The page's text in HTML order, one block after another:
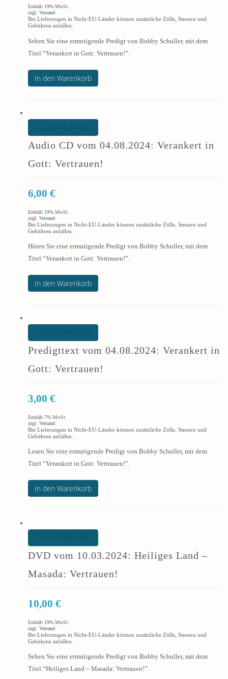
Enthält 19% MwSt.
zzgl. Versand
Bei Lieferungen in Nicht-EU-Länder können zusätzliche Zölle, Steuern und
Gebühren anfallen.
Sehen Sie eine ermutigende Predigt von Bobby Schuller, mit dem
Titel “Verankert in Gott: Vertrauen!”.
In den Warenkorb
Audio CD vom 04.08.2024: Verankert in
Gott: Vertrauen!
6,00 €
Enthält 19% MwSt.
zzgl. Versand
Bei Lieferungen in Nicht-EU-Länder können zusätzliche Zölle, Steuern und
Gebühren anfallen.
Hören Sie eine ermutigende Predigt von Bobby Schuller, mit dem
Titel “Verankert in Gott: Vertrauen!”.
In den Warenkorb
Predigttext vom 04.08.2024: Verankert in
Gott: Vertrauen!
3,00 €
Enthält 7% MwSt.
zzgl. Versand
Bei Lieferungen in Nicht-EU-Länder können zusätzliche Zölle, Steuern und
Gebühren anfallen.
Lesen Sie eine ermutigende Predigt von Bobby Schuller, mit dem
Titel “Verankert in Gott: Vertrauen!”.
In den Warenkorb
DVD vom 10.03.2024: Heiliges Land –
Masada: Vertrauen!
10,00 €
Enthält 19% MwSt.
zzgl. Versand
Bei Lieferungen in Nicht-EU-Länder können zusätzliche Zölle, Steuern und
Gebühren anfallen.
Sehen Sie eine ermutigende Predigt von Bobby Schuller, mit dem
Titel “Heiliges Land – Masada: Vertrauen!”.